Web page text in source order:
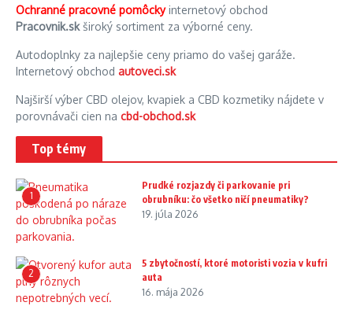
Ochranné pracovné pomôckyinternetový obchod
Pracovnik.skširoký sortiment za výborné ceny.
Autodoplnky za najlepšie ceny priamo do vašej garáže.
Internetový obchod autoveci.sk
Najširší výber CBD olejov, kvapiek a CBD kozmetiky nájdete v
porovnávači cien na cbd-obchod.sk
Top témy
1
Prudké rozjazdy či parkovanie pri
obrubníku: čo všetko ničí pneumatiky?
19. júla 2026
2
5 zbytočností, ktoré motoristi vozia v kufri
auta
16. mája 2026